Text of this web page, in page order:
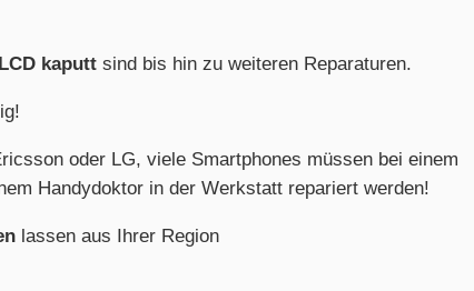
LCD kaputt sind bis hin zu weiteren Reparaturen.
oder LG, viele Smartphones müssen bei einem
Handydoktor in der Werkstatt repariert werden!
lassen aus Ihrer Region